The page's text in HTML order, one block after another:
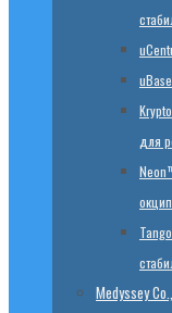
для
Medyssey